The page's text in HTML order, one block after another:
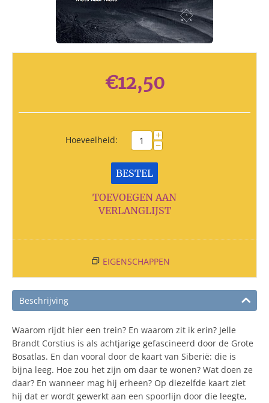
€12,50
Hoeveelheid: +
−
BESTEL
TOEVOEGEN AAN
VERLANGLIJST
EIGENSCHAPPEN
Beschrijving
Waarom rijdt hier een trein? En waarom zit ik erin? Jelle
Brandt Corstius is als achtjarige gefascineerd door de Grote
Bosatlas. En dan vooral door de kaart van Siberië: die is
bijna leeg. Hoe zou het zijn om daar te wonen? Wat doen ze
daar? En wanneer mag hij erheen? Op diezelfde kaart ziet
hij dat er wordt gewerkt aan een spoorlijn door die leegte,